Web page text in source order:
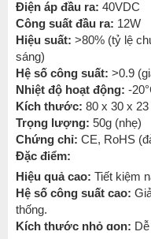
Điện áp đầu ra: 40VDC
Công suất đầu ra: 12W
Hiệu suất: >80% (tỷ lệ
sáng)
Hệ số công suất: >0.9
Nhiệt độ hoạt động: -
Kích thước: 80 x 30 x
Trọng lượng: 50g (nhẹ)
Chứng chỉ: CE, RoHS
Đặc điểm:
Hiệu quả cao: Tiết kiệm
Hệ số công suất cao:
thống.
Kích thước nhỏ gọn: